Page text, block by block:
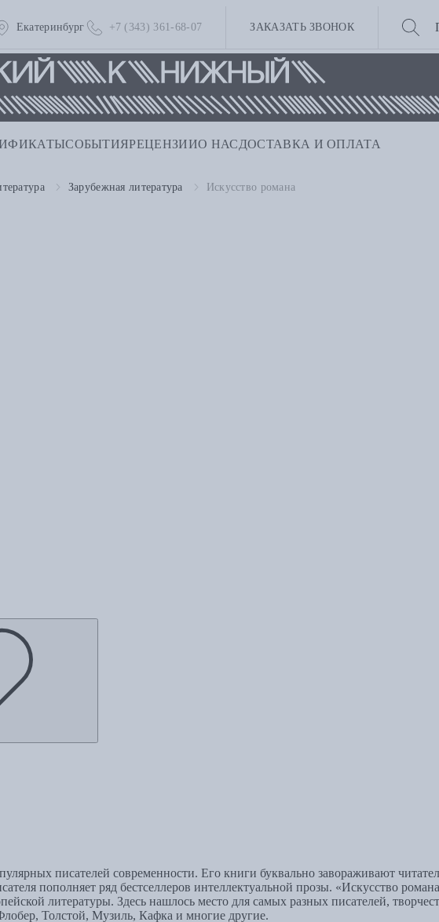
Екатеринбург +7 (343) 361-68-07 ЗАКАЗАТЬ ЗВОНОК
СОБЫТИЯРЕЦЕНЗИИО НАС ДОСТАВКА И ОПЛАТА
Зарубежная литература Искусство романа
писателей современности. Его книги буквально завораживают
пополняет ряд бестселлеров интеллектуальной прозы. «Искусство
литературы. Здесь нашлось место для самых разных писателей,
Толстой, Музиль, Кафка и многие другие.